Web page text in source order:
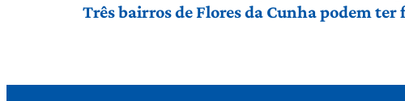
Três bairros de Flores da Cunha podem